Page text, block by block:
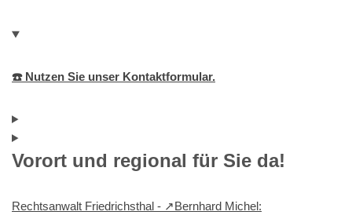
☎️ Nutzen Sie unser Kontaktformular.
Vorort und regional für Sie da!
Rechtsanwalt Friedrichsthal - ↗️Bernhard Michel: